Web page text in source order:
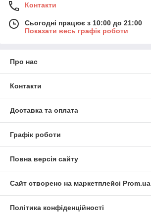
Контакти
Сьогодні працює з 10:00 до 21:00
Показати весь графік роботи
Про нас
Контакти
Доставка та оплата
Графік роботи
Повна версія сайту
Сайт створено на маркетплейсі Prom.ua
Політика конфіденційності